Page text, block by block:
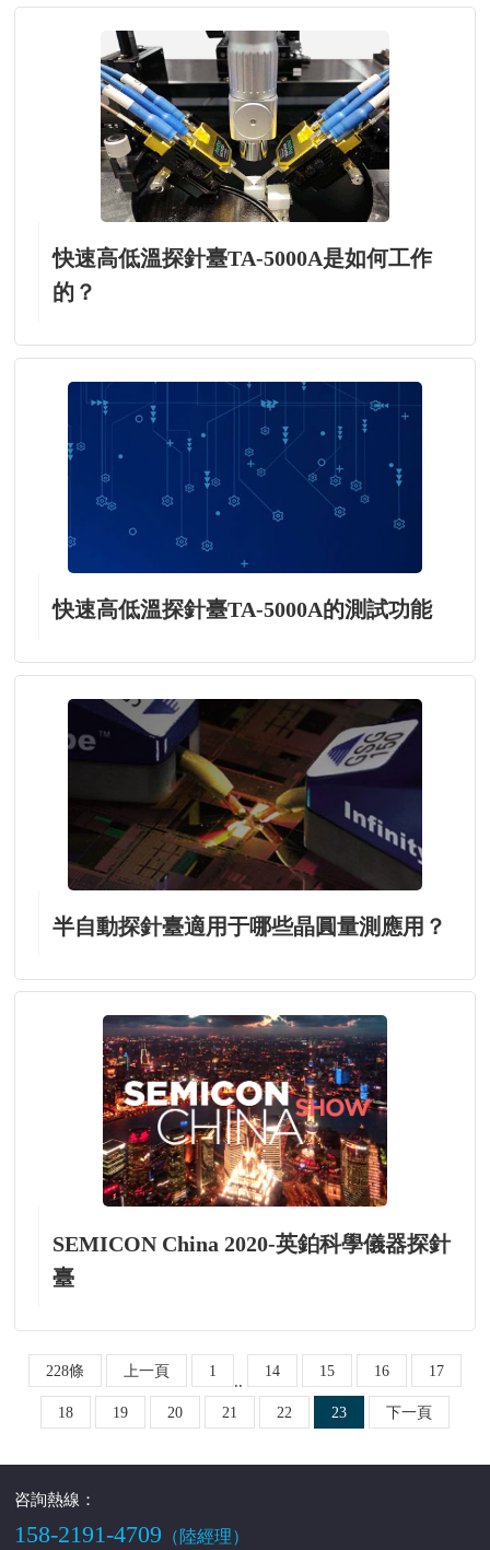
快速高低溫探針臺TA-5000A是如何工作
的？
快速高低溫探針臺TA-5000A的測試功能
半自動探針臺適用于哪些晶圓量測應用？
SEMICON China 2020-英鉑科學儀器探針
臺
228條 上一頁 1
..
14 15 16 17
18 19 20 21 22 23 下一頁
咨詢熱線：
158-2191-4709 （陸經理）